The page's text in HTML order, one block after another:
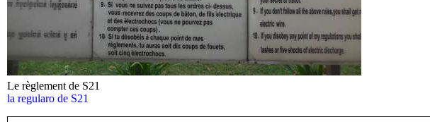
Le règlement de S21
la regularo de S21